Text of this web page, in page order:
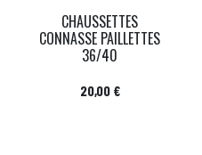
CHAUSSETTES
CONNASSE PAILLETTES
36/40
Prix
20,00 €